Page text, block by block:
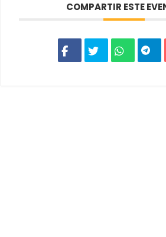
COMPARTIR ESTE